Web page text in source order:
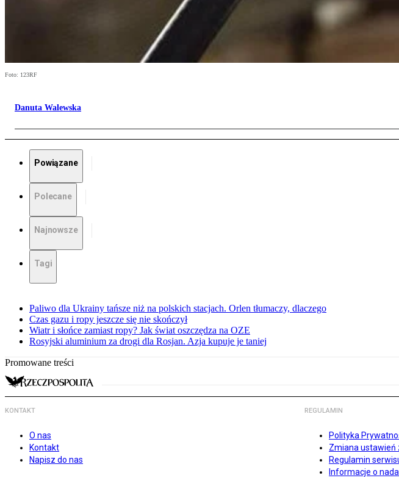
Foto: 123RF
Danuta Walewska
Powiązane
Polecane
Najnowsze
Tagi
Paliwo dla Ukrainy tańsze niż na polskich stacjach. Orlen tłumaczy, dlaczego
Czas gazu i ropy jeszcze się nie skończył
Wiatr i słońce zamiast ropy? Jak świat oszczędza na OZE
Rosyjski aluminium za drogi dla Rosjan. Azja kupuje je taniej
Promowane treści
KONTAKT
O nas
Kontakt
Napisz do nas
REGULAMIN
Polityka
Zmiana ustawień
Regulamin
Informacje o